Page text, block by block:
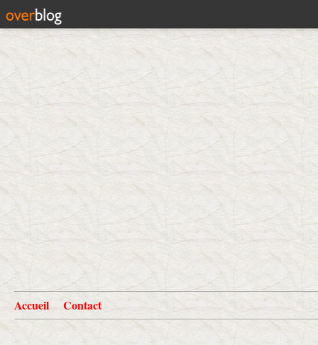
Accueil Contact